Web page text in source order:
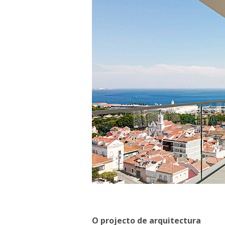
O projecto de arquitectura